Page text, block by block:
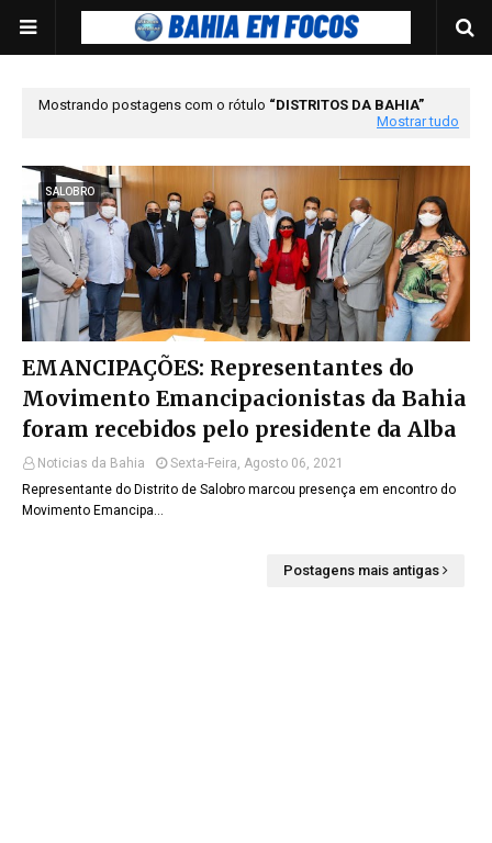
Mostrando postagens com o rótulo
DISTRITOS DA BAHIA
Mostrar tudo
SALOBRO
EMANCIPAÇÕES: Representantes do
Movimento Emancipacionistas da Bahia
foram recebidos pelo presidente da Alba
Noticias da Bahia
Sexta-Feira, Agosto 06, 2021
Representante do Distrito de Salobro marcou presença em encontro do
Movimento Emancipa…
Postagens mais antigas